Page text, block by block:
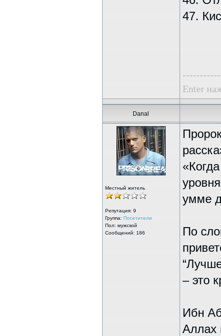
47.
Enter
Danal
Местный житель
Репутация: 9
Группа: Посетители
Пол: мужской
Сообщений: 186
умме
По
– это
Ибн
Аллах